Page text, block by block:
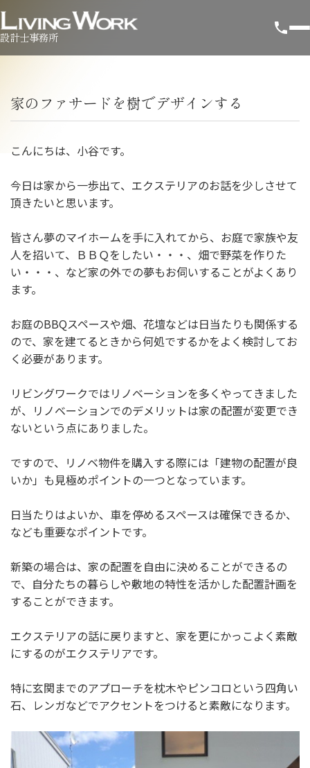
設計士事務所
家のファサードを樹でデザインする
こんにちは、小谷です。
今日は家から一歩出て、エクステリアのお話を少しさせて
頂きたいと思います。
皆さん夢のマイホームを手に入れてから、お庭で家族や友
人を招いて、ＢＢＱをしたい・・・、畑で野菜を作りた
い・・・、など家の外での夢もお伺いすることがよくあり
ます。
お庭のBBQスペースや畑、花壇などは日当たりも関係する
ので、家を建てるときから何処でするかをよく検討してお
く必要があります。
リビングワークではリノベーションを多くやってきました
が、リノベーションでのデメリットは家の配置が変更でき
ないという点にありました。
ですので、リノベ物件を購入する際には「建物の配置が良
いか」も見極めポイントの一つとなっています。
日当たりはよいか、車を停めるスペースは確保できるか、
なども重要なポイントです。
新築の場合は、家の配置を自由に決めることができるの
で、自分たちの暮らしや敷地の特性を活かした配置計画を
することができます。
エクステリアの話に戻りますと、家を更にかっこよく素敵
にするのがエクステリアです。
特に玄関までのアプローチを枕木やピンコロという四角い
石、レンガなどでアクセントをつけると素敵になります。